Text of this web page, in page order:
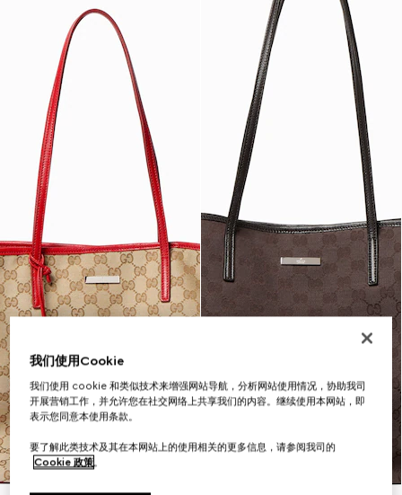
我们使用Cookie
我们使用 cookie 和类似技术来增强网站导航，分析网站使用情况，协助我司
开展营销工作，并允许您在社交网络上共享我们的内容。继续使用本网站，即
表示您同意本使用条款。
要了解此类技术及其在本网站上的使用相关的更多信息，请参阅我司的
Cookie 政策。